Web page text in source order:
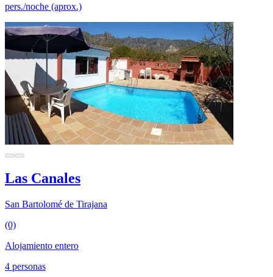
pers./noche (aprox.)
Las Canales
San Bartolomé de Tirajana
(0)
Alojamiento entero
4 personas